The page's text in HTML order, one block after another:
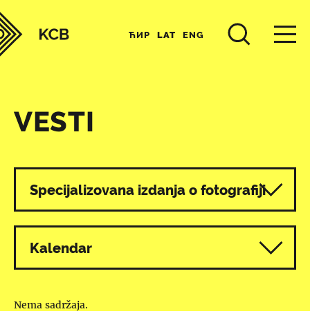
ЋИР LAT ENG
VESTI
Svi programi
Specijalizovana izdanja o fotografiji
Kalendar
Nema sadržaja.